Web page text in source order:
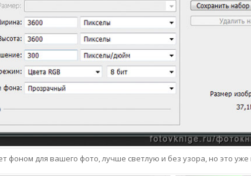
фоном для вашего фото, лучше светлую и без узора, но это